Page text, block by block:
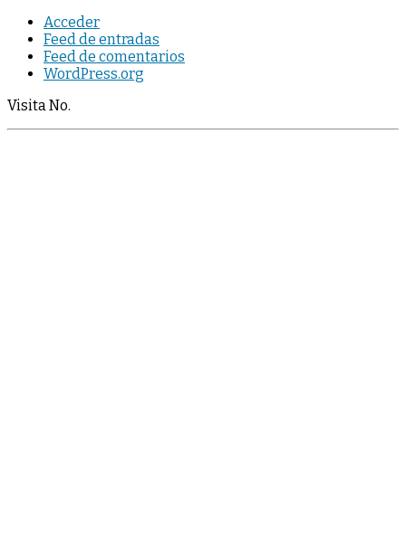
Acceder
Feed de entradas
Feed de comentarios
WordPress.org
Visita No.